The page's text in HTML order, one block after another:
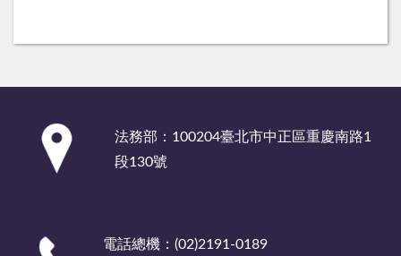
法務部：100204臺北市中正區重慶南路1
段130號
電話總機：(02)2191-0189